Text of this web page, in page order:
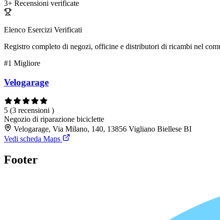
3+ Recensioni verificate
Elenco Esercizi Verificati
Registro completo di negozi, officine e distributori di ricambi nel
#1 Migliore
Velogarage
5 (3 recensioni )
Negozio di riparazione biciclette
Velogarage, Via Milano, 140, 13856 Vigliano Biellese BI
Vedi scheda Maps
Footer